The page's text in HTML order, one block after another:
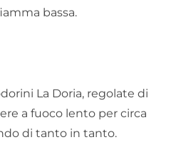
bassa.
La Doria, regolate di
a fuoco lento per circa
di tanto in tanto.